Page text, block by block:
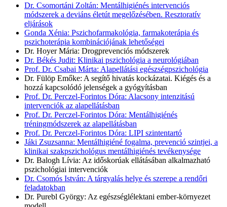
Dr. Csomortáni Zoltán: Mentálhigiénés intervenciós
módszerek a deviáns életút megelőzésében. Resztoratív
eljárások
Gonda Xénia: Pszichofarmakológia, farmakoterápia és
pszichoterápia kombinációjának lehetőségei
Dr. Hoyer Mária: Drogprevenciós módszerek
Dr. Békés Judit: Klinikai pszichológia a neurológiában
Prof. Dr. Csabai Márta: Alapellátási egészségpszichológia
Dr. Fülöp Emőke: A segítő hivatás kockázatai. Kiégés és a
hozzá kapcsolódó jelenségek a gyógyításban
Prof. Dr. Perczel-Forintos Dóra: Alacsony intenzitású
intervenciók az alapellátásban
Prof. Dr. Perczel-Forintos Dóra: Mentálhigiénés
tréningmódszerek az alapellátásban
Prof. Dr. Perczel-Forintos Dóra: LIPI szintentartó
Jáki Zsuzsanna: Mentálhigiéné fogalma, prevenció szintjei, a
klinikai szakpszichológus mentálhigiénés tevékenysége
Dr. Balogh Lívia: Az időskorúak ellátásában alkalmazható
pszichológiai intervenciók
Dr. Csomós István: A tárgyalás helye és szerepe a rendőri
feladatokban
Dr. Purebl György: Az egészséglélektani ember-környezet